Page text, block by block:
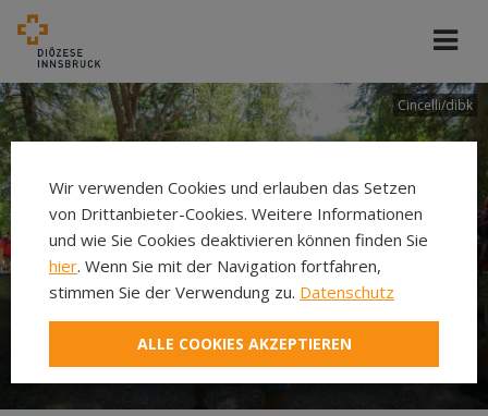
Cincelli/dibk
Neuer Pilgerweg Via
Laudato si’
Wir verwenden Cookies und erlauben das Setzen
von Drittanbieter-Cookies. Weitere Informationen
und wie Sie Cookies deaktivieren können finden Sie
hier. Wenn Sie mit der Navigation fortfahren,
stimmen Sie der Verwendung zu. Datenschutz
ALLE COOKIES AKZEPTIEREN